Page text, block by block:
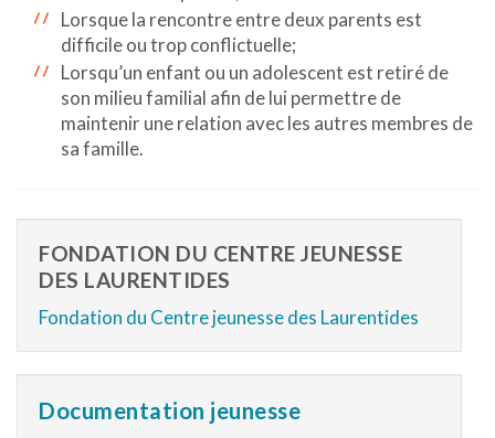
Lorsque la rencontre entre deux parents est
difficile ou trop conflictuelle;
Lorsqu’un enfant ou un adolescent est retiré de
son milieu familial afin de lui permettre de
maintenir une relation avec les autres membres de
sa famille.
FONDATION DU CENTRE JEUNESSE
DES LAURENTIDES
Fondation du Centre jeunesse des Laurentides
Documentation jeunesse